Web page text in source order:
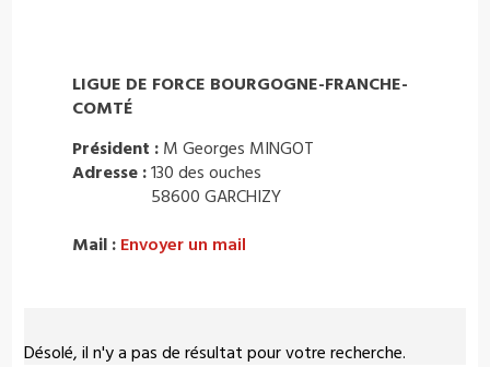
Désolé, il n'y a pas de résultat pour votre recherche.
LIGUE DE FORCE BOURGOGNE-FRANCHE-
COMTÉ
Président : M Georges MINGOT
Adresse :130 des ouches
58600 GARCHIZY
Mail : Envoyer un mail